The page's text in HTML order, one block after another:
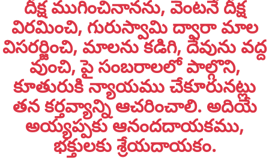
దీక్ష ముగించినానను, వెంటనే దీక్ష
విరమించి, గురుస్వామి ద్వారా మాల
విసరర్జించి, మాలను కడిగి, దేవును వద్ద
వుంచి, పై సంబరాలలో పాల్గొని,
కూతురుకి న్యాయము చేకూరునట్లు
తన కర్తవ్యాన్ని ఆచరించాలి. అదియే
అయ్యప్పకు ఆనందదాయకము,
భక్తులకు శ్రేయదాయకం.